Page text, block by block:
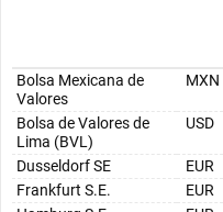
Bolsa Mexicana de
Valores
MXN
Bolsa de Valores de
Lima (BVL)
USD
Dusseldorf SE EUR
Frankfurt S.E.
EUR